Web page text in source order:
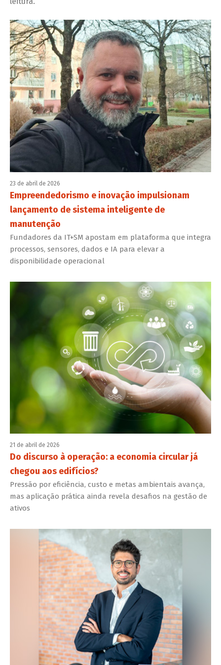
23 de abril de 2026
Empreendedorismo e inovação impulsionam
lançamento de sistema inteligente de
manutenção
Fundadores da IT+SM apostam em plataforma que integra
processos, sensores, dados e IA para elevar a
disponibilidade operacional
21 de abril de 2026
Do discurso à operação: a economia circular já
chegou aos edifícios?
Pressão por eficiência, custo e metas ambientais avança,
mas aplicação prática ainda revela desafios na gestão de
ativos